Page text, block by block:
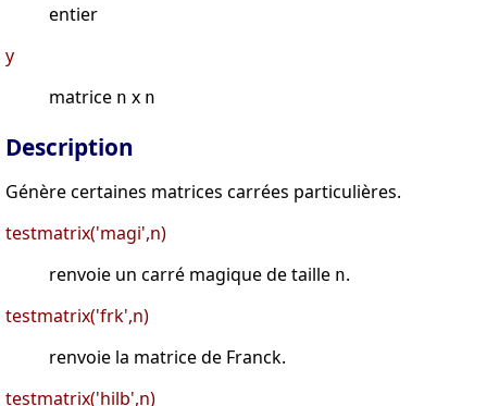
entier
y
matrice n x n
Description
Génère certaines matrices carrées particulières.
testmatrix('magi',n)
renvoie un carré magique de taille n.
testmatrix('frk',n)
renvoie la matrice de Franck.
testmatrix('hilb',n)